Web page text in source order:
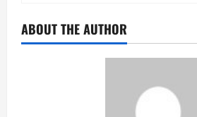
ABOUT THE AUTHOR